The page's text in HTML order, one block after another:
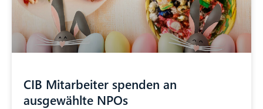
CIB Mitarbeiter spenden an
ausgewählte NPOs